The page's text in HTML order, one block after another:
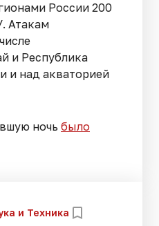
России 200
Атакам
и Республика
и над акваторией
ночь было
и Техника